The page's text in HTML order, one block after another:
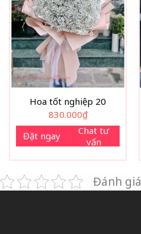
Hoa tốt nghiệp 20
830.000₫
Đặt ngay
Chat tư
vấn
Đánh giá